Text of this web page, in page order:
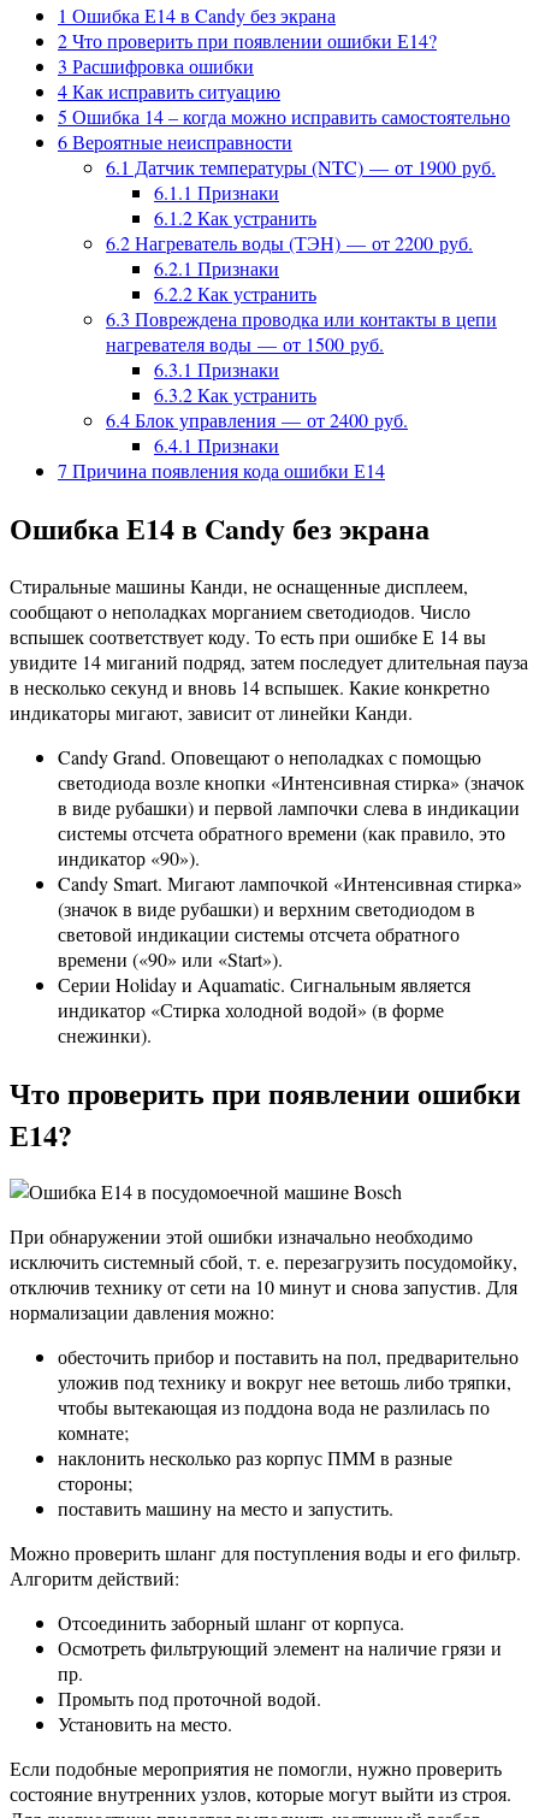
1 Ошибка Е14 в Candy без экрана
2Что проверить при появлении ошибки Е14?
3 Расшифровка ошибки
4Как исправить ситуацию
5 Ошибка 14 – когда можно исправить самостоятельно
6Вероятные неисправности
6.1 Датчик температуры (NTC) — от 1900 руб.
6.1.1 Признаки
6.1.2Как устранить
6.2Нагреватель воды (ТЭН) — от 2200 руб.
6.2.1 Признаки
6.2.2Как устранить
6.3 Повреждена проводка или контакты в цепи
нагревателя воды — от 1500 руб.
6.3.1 Признаки
6.3.2Как устранить
6.4Блок управления — от 2400 руб.
6.4.1 Признаки
7 Причина появления кода ошибки Е14
Ошибка Е14 в Candy без экрана
Стиральные машины Канди, не оснащенные дисплеем,
сообщают о неполадках морганием светодиодов. Число
вспышек соответствует коду. То есть при ошибке Е 14 вы
увидите 14 миганий подряд, затем последует длительная пауза
в несколько секунд и вновь 14 вспышек. Какие конкретно
индикаторы мигают, зависит от линейки Канди.
Candy Grand. Оповещают о неполадках с помощью
светодиода возле кнопки «Интенсивная стирка» (значок
в виде рубашки) и первой лампочки слева в индикации
системы отсчета обратного времени (как правило, это
индикатор «90»).
Candy Smart. Мигают лампочкой «Интенсивная стирка»
(значок в виде рубашки) и верхним светодиодом в
световой индикации системы отсчета обратного
времени («90» или «Start»).
Серии Holiday и Aquamatic. Сигнальным является
индикатор «Стирка холодной водой» (в форме
снежинки).
Что проверить при появлении ошибки
Е14?
При обнаружении этой ошибки изначально необходимо
исключить системный сбой, т. е. перезагрузить посудомойку,
отключив технику от сети на 10 минут и снова запустив. Для
нормализации давления можно:
обесточить прибор и поставить на пол, предварительно
уложив под технику и вокруг нее ветошь либо тряпки,
чтобы вытекающая из поддона вода не разлилась по
комнате;
наклонить несколько раз корпус ПММ в разные
стороны;
поставить машину на место и запустить.
Можно проверить шланг для поступления воды и его фильтр.
Алгоритм действий:
Отсоединить заборный шланг от корпуса.
Осмотреть фильтрующий элемент на наличие грязи и
пр.
Промыть под проточной водой.
Установить на место.
Если подобные мероприятия не помогли, нужно проверить
состояние внутренних узлов, которые могут выйти из строя.